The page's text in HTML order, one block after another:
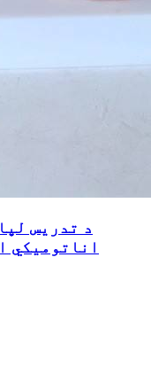
د تدریس
اناتوميکي